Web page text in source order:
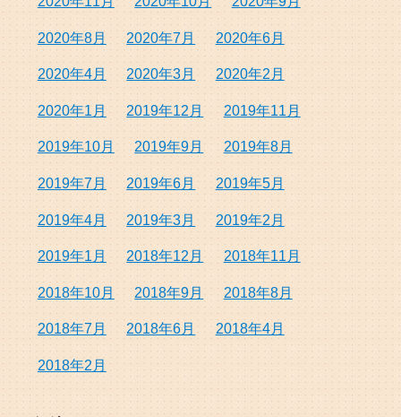
2020年8月 2020年7月 2020年6月
2020年4月 2020年3月 2020年2月
2020年1月 2019年12月 2019年11月
2019年10月 2019年9月 2019年8月
2019年7月 2019年6月 2019年5月
2019年4月 2019年3月 2019年2月
2019年1月 2018年12月 2018年11月
2018年10月 2018年9月 2018年8月
2018年7月 2018年6月 2018年4月
2018年2月